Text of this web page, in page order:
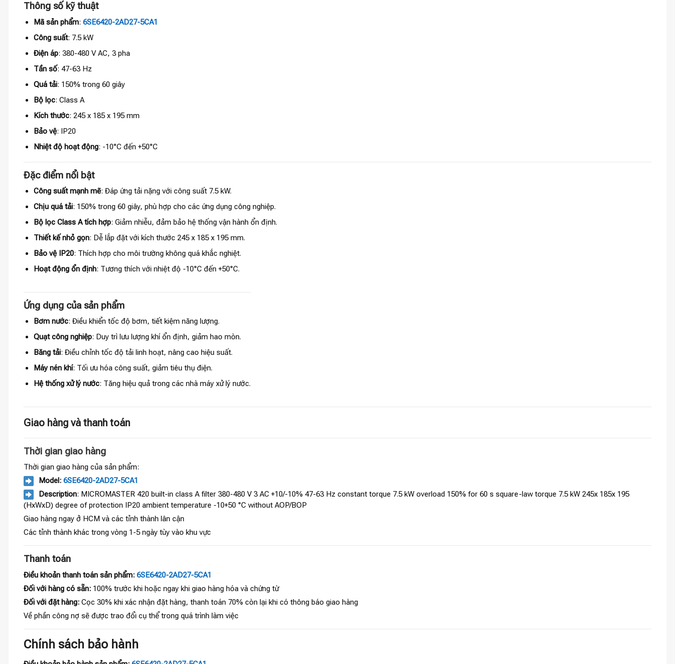
Thông số kỹ thuật
Mã sản phẩm: 6SE6420-2AD27-5CA1
Công suất: 7.5 kW
Điện áp: 380-480 V AC, 3 pha
Tần số: 47-63 Hz
Quá tải: 150% trong 60 giây
Bộ lọc: Class A
Kích thước: 245 x 185 x 195 mm
Bảo vệ: IP20
Nhiệt độ hoạt động: -10°C đến +50°C
Đặc điểm nổi bật
Công suất mạnh mẽ: Đáp ứng tải nặng với công suất 7.5 kW.
Chịu quá tải: 150% trong 60 giây, phù hợp cho các ứng dụng công nghiệp.
Bộ lọc Class A tích hợp: Giảm nhiễu, đảm bảo hệ thống vận hành ổn định.
Thiết kế nhỏ gọn: Dễ lắp đặt với kích thước 245 x 185 x 195 mm.
Bảo vệ IP20: Thích hợp cho môi trường không quá khắc nghiệt.
Hoạt động ổn định: Tương thích với nhiệt độ -10°C đến +50°C.
Ứng dụng của sản phẩm
Bơm nước: Điều khiển tốc độ bơm, tiết kiệm năng lượng.
Quạt công nghiệp: Duy trì lưu lượng khí ổn định, giảm hao mòn.
Băng tải: Điều chỉnh tốc độ tải linh hoạt, nâng cao hiệu suất.
Máy nén khí: Tối ưu hóa công suất, giảm tiêu thụ điện.
Hệ thống xử lý nước: Tăng hiệu quả trong các nhà máy xử lý nước.
Giao hàng và thanh toán
Thời gian giao hàng
Thời gian giao hàng của sản phẩm:
Model: 6SE6420-2AD27-5CA1
Description: MICROMASTER 420 built-in class A filter 380-480 V 3 AC +10/-10% 47-63 Hz constant torque 7.5 kW overload 150% for 60 s square-law torque 7.5 kW 245x 185x 195
(HxWxD) degree of protection IP20 ambient temperature -10+50 °C without AOP/BOP
Giao hàng ngay ở HCM và các tỉnh thành lân cận
Các tỉnh thành khác trong vòng 1-5 ngày tùy vào khu vực
Thanh toán
Điều khoản thanh toán sản phẩm: 6SE6420-2AD27-5CA1
Đối với hàng có sẵn: 100% trước khi hoặc ngay khi giao hàng hóa và chứng từ
Đối với đặt hàng: Cọc 30% khi xác nhận đặt hàng, thanh toán 70% còn lại khi có thông báo giao hàng
Về phần công nợ sẽ được trao đổi cụ thể trong quá trình làm việc
Chính sách bảo hành